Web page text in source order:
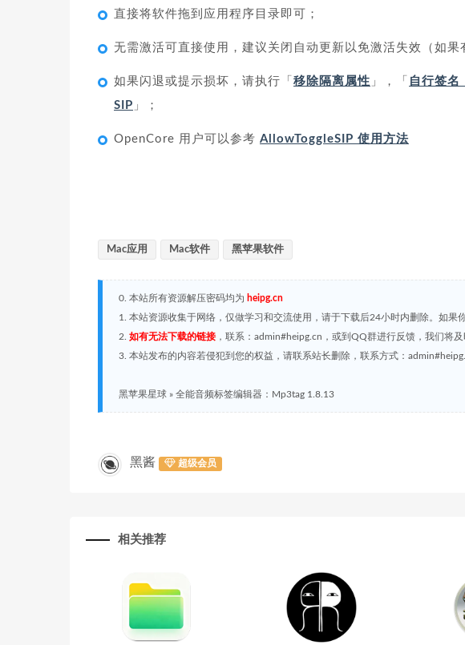
直接将软件拖到应用程序目录即可；
无需激活可直接使用，建议关闭自动更新以免激活失效（如果
如果闪退或提示损坏，请执行「 移除隔离属性 」，「 自行签名
SIP 」；
OpenCore 用户可以参考 AllowToggleSIP 使用方法
Mac应用 Mac软件 黑苹果软件
0. 本站所有资源解压密码均为 heipg.cn
1. 本站资源收集于网络，仅做学习和交流使用，请于下载后24小时内删除。如果
2. 如有无法下载的链接，联系：admin#heipg.cn，或到QQ群进行反馈，我们将及
3. 本站发布的内容若侵犯到您的权益，请联系站长删除，联系方式：
黑苹果星球 » 全能音频标签编辑器：Mp3tag 1.8.13
黑酱 超级会员
相关推荐